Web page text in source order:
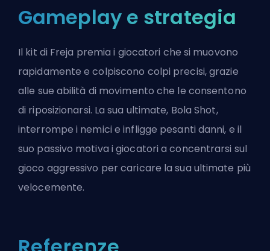
Gameplay e strategia
Il kit di Freja premia i giocatori che si muovono
rapidamente e colpiscono colpi precisi, grazie
alle sue abilità di movimento che le consentono
di riposizionarsi. La sua ultimate, Bola Shot,
interrompe i nemici e infligge pesanti danni, e il
suo passivo motiva i giocatori a concentrarsi sul
gioco aggressivo per caricare la sua ultimate più
velocemente.